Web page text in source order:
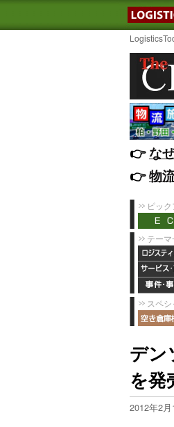
👉️な
👉️物
ピッ
テーマ
スペ
デン
を発
2012年2